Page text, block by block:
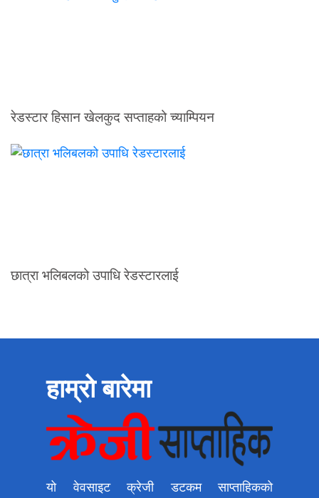
रेडस्टार हिसान खेलकुद सप्ताहको च्याम्पियन
छात्रा भलिबलको उपाधि रेडस्टारलाई
हाम्रो बारेमा
यो वेवसाइट क्रेजी डटकम साप्ताहिकको